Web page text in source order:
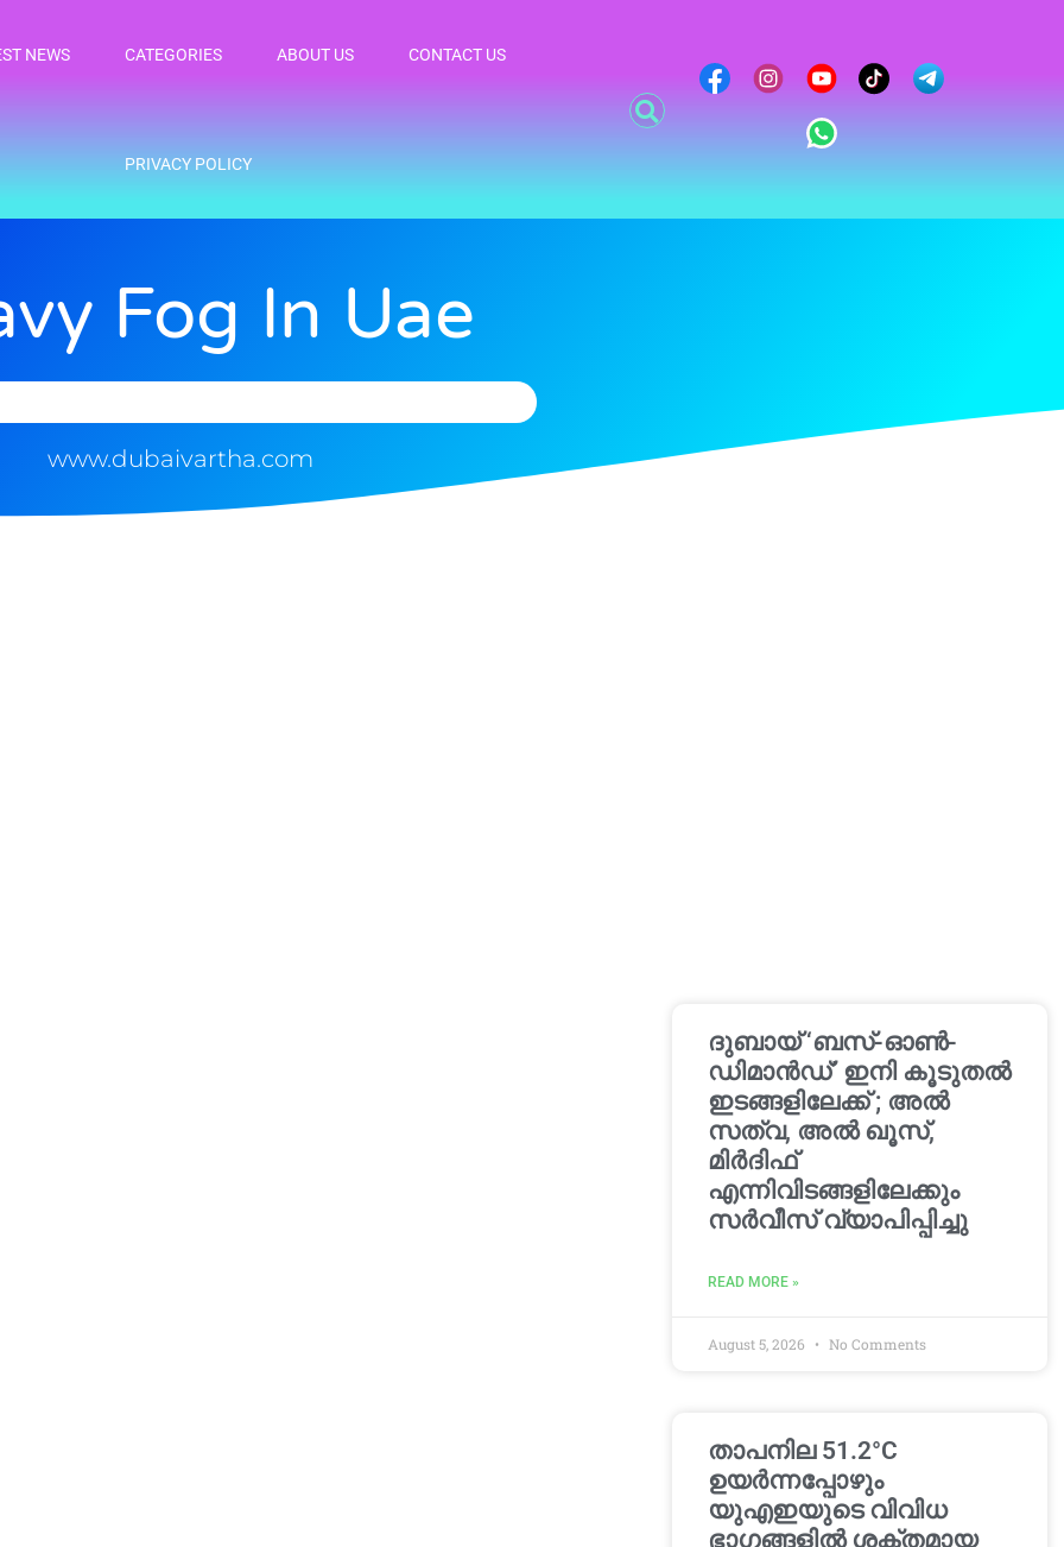
NEWS CATEGORIES ABOUT US CONTACT US
PRIVACY POLICY
Fog In Uae
www.dubaivartha.com
ദുബായ് ‘ബസ്-ഓൺ-
ഡിമാൻഡ്’ ഇനി കൂടുതൽ
ഇടങ്ങളിലേക്ക് ; അൽ
സത്വ, അൽ ഖൂസ്,
മിർദിഫ്
എന്നിവിടങ്ങളിലേക്കും
സർവീസ് വ്യാപിപ്പിച്ചു
READ MORE »
August 5, 2026 No Comments
താപനില 51.2°C
ഉയർന്നപ്പോഴും
യുഎഇയുടെ വിവിധ
ഭാഗങ്ങളിൽ ശക്തമായ